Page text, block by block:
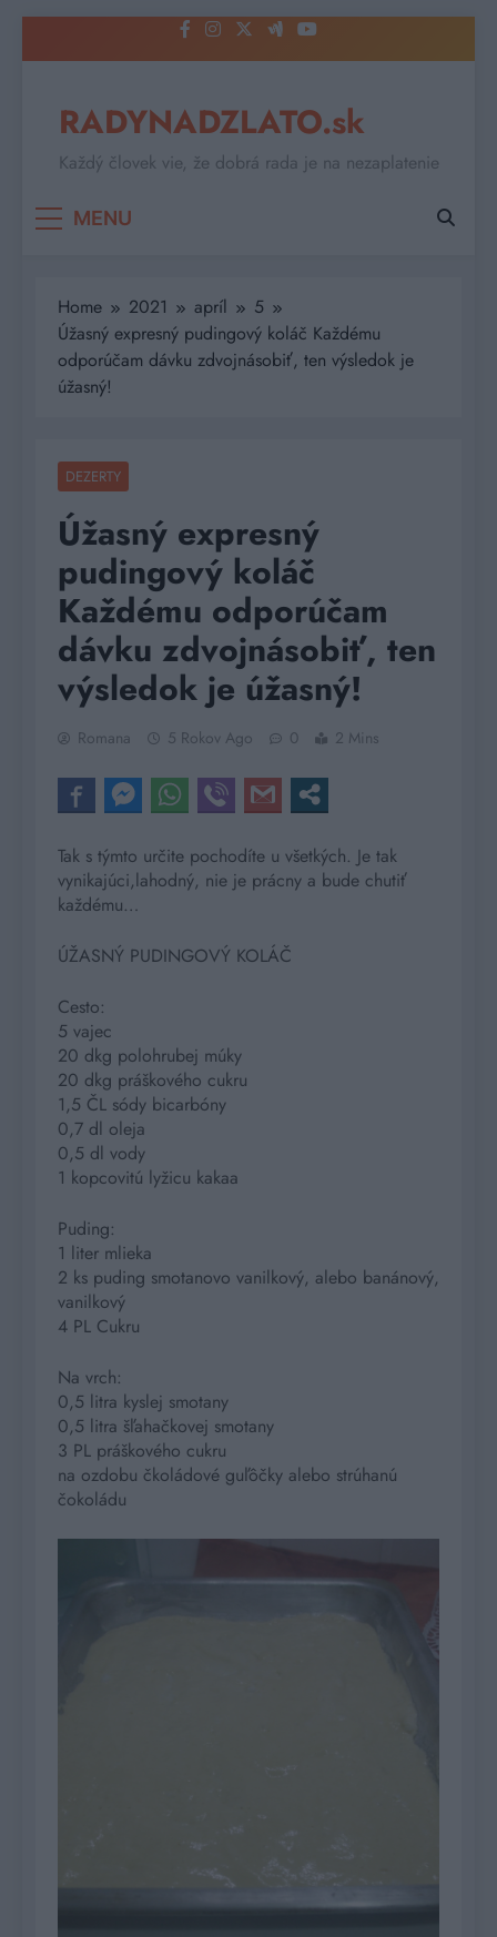
to
RADYNADZLATO.sk
Každý človek vie, že dobrá rada je na nezaplatenie
MENU
Home 2021 apríl
5
Úžasný expresný pudingový koláč Každému
odporúčam dávku zdvojnásobiť, ten výsledok je
úžasný!
DEZERTY
Úžasný expresný
pudingový koláč
Každému odporúčam
dávku zdvojnásobiť, ten
výsledok je úžasný!
Romana 5 Rokov Ago 0 2 Mins
Tak s týmto určite pochodíte u všetkých. Je tak
vynikajúci,lahodný, nie je prácny a bude chutiť
každému…
ÚŽASNÝ PUDINGOVÝ KOLÁČ
Cesto:
5 vajec
20 dkg polohrubej múky
20 dkg práškového cukru
1,5 ČL sódy bicarbóny
0,7 dl oleja
0,5 dl vody
1 kopcovitú lyžicu kakaa
Puding:
1 liter mlieka
2 ks puding smotanovo vanilkový, alebo banánový,
vanilkový
4 PL Cukru
Na vrch:
0,5 litra kyslej smotany
0,5 litra šľahačkovej smotany
3 PL práškového cukru
na ozdobu čkoládové guľôčky alebo strúhanú
čokoládu